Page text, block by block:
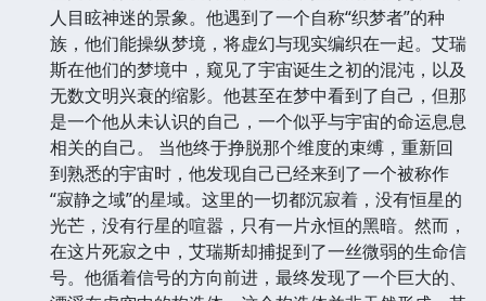
人目眩神迷的景象。他遇到了一个自称“织梦者”的种
族，他们能操纵梦境，将虚幻与现实编织在一起。艾瑞
斯在他们的梦境中，窥见了宇宙诞生之初的混沌，以及
无数文明兴衰的缩影。他甚至在梦中看到了自己，但那
是一个他从未认识的自己，一个似乎与宇宙的命运息息
相关的自己。 当他终于挣脱那个维度的束缚，重新回
到熟悉的宇宙时，他发现自己已经来到了一个被称作
“寂静之域”的星域。这里的一切都沉寂着，没有恒星的
光芒，没有行星的喧嚣，只有一片永恒的黑暗。然而，
在这片死寂之中，艾瑞斯却捕捉到了一丝微弱的生命信
号。他循着信号的方向前进，最终发现了一个巨大的、